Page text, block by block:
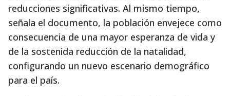
reducciones significativas. Al mismo tiempo,
señala el documento, la población envejece como
consecuencia de una mayor esperanza de vida y
de la sostenida reducción de la natalidad,
configurando un nuevo escenario demográfico
para el país.